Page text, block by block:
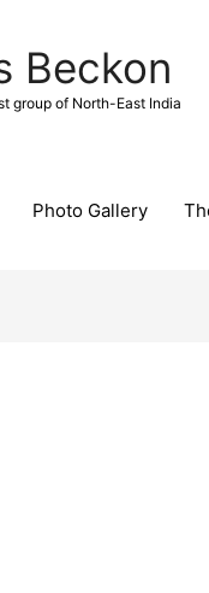
Beckon
group of North-East India
Photo Gallery